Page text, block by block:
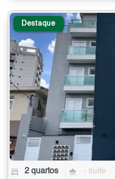
Destaque
2 quartos - suíte